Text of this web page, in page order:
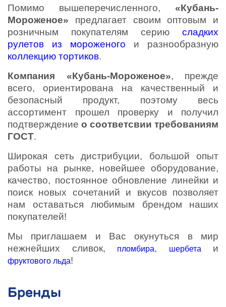
Помимо вышеперечисленного, «Кубань-
Мороженое» предлагает своим оптовым и
розничным покупателям серию сладких
рулетов из мороженого и разнообразную
коллекцию тортиков.
Компания «Кубань-Мороженое», прежде
всего, ориентирована на качественный и
безопасный продукт, поэтому весь
ассортимент прошел проверку и получил
подтверждение о соответсвии требованиям
ГОСТ.
Широкая сеть дистрибуции, большой опыт
работы на рынке, новейшее оборудование,
качество, постоянное обновление линейки и
поиск новых сочетаний и вкусов позволяет
нам оставаться любимым брендом наших
покупателей!
Мы приглашаем и Вас окунуться в мир
нежнейших сливок,
пломбира, шербета и
фруктового льда!
Бренды